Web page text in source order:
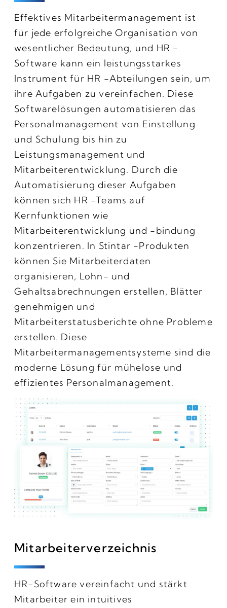
Effektives Mitarbeitermanagement ist
für jede erfolgreiche Organisation von
wesentlicher Bedeutung, und HR -
Software kann ein leistungsstarkes
Instrument für HR -Abteilungen sein, um
ihre Aufgaben zu vereinfachen. Diese
Softwarelösungen automatisieren das
Personalmanagement von Einstellung
und Schulung bis hin zu
Leistungsmanagement und
Mitarbeiterentwicklung. Durch die
Automatisierung dieser Aufgaben
können sich HR -Teams auf
Kernfunktionen wie
Mitarbeiterentwicklung und -bindung
konzentrieren. In Stintar -Produkten
können Sie Mitarbeiterdaten
organisieren, Lohn- und
Gehaltsabrechnungen erstellen, Blätter
genehmigen und
Mitarbeiterstatusberichte ohne Probleme
erstellen. Diese
Mitarbeitermanagementsysteme sind die
moderne Lösung für mühelose und
effizientes Personalmanagement.
Mitarbeiterverzeichnis
HR-Software vereinfacht und stärkt
Mitarbeiter ein intuitives